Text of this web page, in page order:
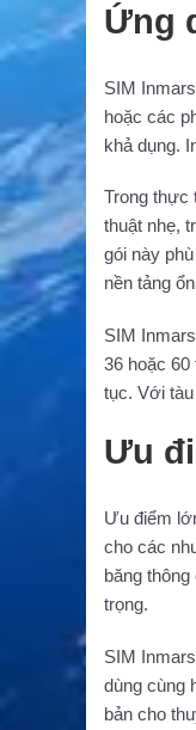
Ứng
SIM
hoặc các
khả dụng.
Trong thực
thuật nhẹ,
gói này
nền tảng
SIM
36 hoặc 60
tục. Với
Ưu
Ưu điểm
cho các
băng
trọng.
SIM
dùng cùng
bản cho